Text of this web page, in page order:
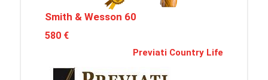
Smith & Wesson 60
580 €
Previati Country Life